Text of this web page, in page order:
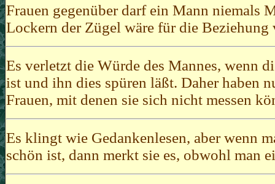
Frauen gegenüber darf ein Mann niemals
Lockern der Zügel wäre für die
Es verletzt die Würde des Mannes, wenn
ist und ihn dies spüren läßt. Daher haben
Frauen, mit denen sie sich nicht messen
Es klingt wie Gedankenlesen, aber wenn
schön ist, dann merkt sie es, obwohl man